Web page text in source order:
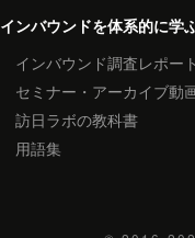
インバウンドを体系的に学
インバウンド調査レポート
セミナー・アーカイブ動
訪日ラボの教科書
用語集